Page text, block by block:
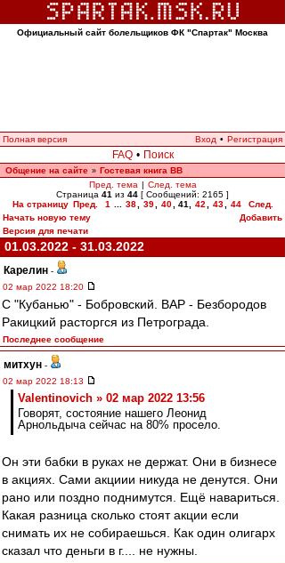
Официальный сайт болельщиков ФК "Спартак" Москва
Полная версия Вход • Регистрация
FAQ • Поиск
Общение на сайте » Гостевая книга ВВ
Пред. тема | След. тема
Страница 41 из 44 [ Сообщений: 2165 ]
На страницу Пред. 1 38 39 40 41 42 43 44
След.
Начать новую тему
Добавить
Версия для печати
01.03.2022 - 31.03.2022
Карелин -
02 мар 2022 18:20
С "Кубанью" - Бобровский. ВАР - Безбородов
Ракицкий расторгся из Петрограда.
Последнее сообщение
митхун -
02 мар 2022 18:13
Valentinovich » 02 мар 2022 13:56
Говорят, состояние нашего Леонид
Арнольдыча сейчас на 80% просело.
Он эти бабки в руках не держат. Они в бизнесе
в акциях. Сами акциии никуда не денутся. Они
рано или поздно поднимутся. Ещё навариться.
Какая разница сколько стоят акции если
снимать их не собираешься. Как один олигарх
сказал что деньги в г.... не нужны.